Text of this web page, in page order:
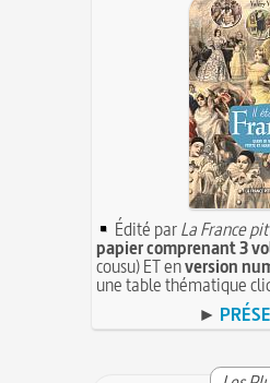
Édité parLa France
papier comprenant 3
cousu) ET enversion
une table thématique
►